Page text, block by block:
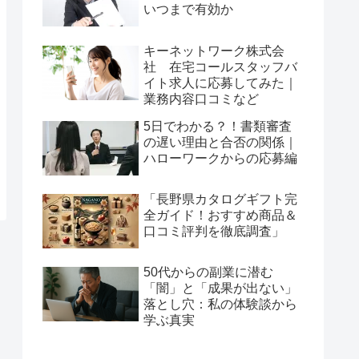
いつまで有効か
キーネットワーク株式会
社 在宅コールスタッフバ
イト求人に応募してみた｜
業務内容口コミなど
5日でわかる？！書類審査
の遅い理由と合否の関係｜
ハローワークからの応募編
「長野県カタログギフト完
全ガイド！おすすめ商品＆
口コミ評判を徹底調査」
50代からの副業に潜む
「闇」と「成果が出ない」
落とし穴：私の体験談から
学ぶ真実